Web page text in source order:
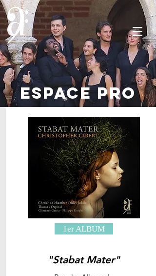
ESPACE PRO
1er ALBUM
"Stabat Mater"